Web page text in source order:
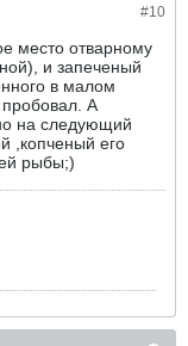
#10
место отварному
и запеченый
в малом
А
на следующий
,копченый его
рыбы;)